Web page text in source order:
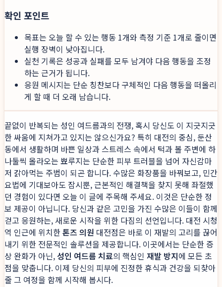
확인 포인트
목표는 오늘 할 수 있는 행동 1개와 측정 기준 1개로 줄이면
실행 장벽이 낮아집니다.
실천 기록은 성공과 실패를 모두 남겨야 다음 행동을 조정
하는 근거가 됩니다.
응원 메시지는 단순 칭찬보다 구체적인 다음 행동을 떠올리
게 할 때 더 오래 남습니다.
끝없이 반복되는 성인 여드름과의 전쟁, 혹시 당신도 이 지긋지긋
한 싸움에 지쳐가고 있지는 않으신가요? 특히 대전의 중심, 둔산
동에서 생활하며 바쁜 일상과 스트레스 속에서 턱과 볼 주변에 하
나둘씩 올라오는 뾰루지는 단순한 피부 트러블을 넘어 자신감마
저 갉아먹는 주범이 되곤 합니다. 수많은 화장품을 바꿔보고, 민간
요법에 기대보아도 잠시뿐, 근본적인 해결책을 찾지 못해 좌절했
던 경험이 있다면 오늘 이 글에 주목해 주세요. 이것은 단순한 정
보 제공이 아닙니다. 당신과 같은 고민을 가진 수많은 이들이 함께
걷고 응원하는, 새로운 시작을 위한 다짐의 선언입니다. 대전 시청
역 인근에 위치한톤즈 의원 대전점은 바로 이 재발의 고리를 끊어
내기 위한 전문적인 솔루션을 제공합니다. 이곳에서는 단순한 증
상 완화가 아닌,성인 여드름 치료의 핵심인 재발 방지에 모든 초
점을 맞춥니다. 이제 당신의 피부에 진정한 휴식과 건강을 되찾아
줄 그 여정을 함께 시작해 봅시다.